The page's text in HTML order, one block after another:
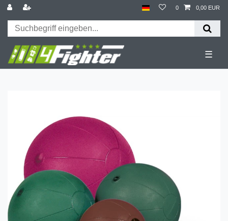
0 0,00 EUR
☰